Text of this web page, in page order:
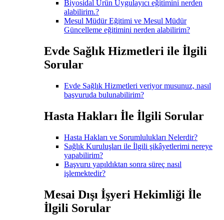
Biyosidal Ürün Uygulayıcı eğitimini nerden
alabilirim.?
Mesul Müdür Eğitimi ve Mesul Müdür
Güncelleme eğitimini nerden alabilirim?
Evde Sağlık Hizmetleri ile İlgili
Sorular
Evde Sağlık Hizmetleri veriyor musunuz, nasıl
başvuruda bulunabilirim?
Hasta Hakları İle İlgili Sorular
Hasta Hakları ve Sorumlulukları Nelerdir?
Sağlık Kuruluşları ile İlgili şikâyetlerimi nereye
yapabilirim?
Başvuru yapıldıktan sonra süreç nasıl
işlemektedir?
Mesai Dışı İşyeri Hekimliği İle
İlgili Sorular